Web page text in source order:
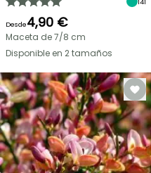
Desde4,90 €
Maceta de 7/8 cm
Disponible en 2 tamaños